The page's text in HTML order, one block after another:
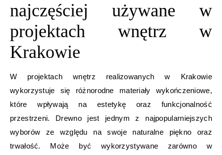
najczęściej używane w
projektach wnętrz w
Krakowie
W projektach wnętrz realizowanych w Krakowie
wykorzystuje się różnorodne materiały wykończeniowe,
które wpływają na estetykę oraz funkcjonalność
przestrzeni. Drewno jest jednym z najpopularniejszych
wyborów ze względu na swoje naturalne piękno oraz
trwałość. Może być wykorzystywane zarówno w